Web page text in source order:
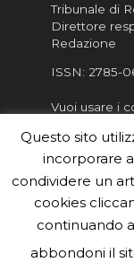
Tribunale di
Direttore
Redazione
ISSN: 2785-
Vuoi usare i
Informativa
Informatva
Per la
inviarci le tue
il form
Questo sito
incorporare
condividere un
cookies
continuando
abbondoni il